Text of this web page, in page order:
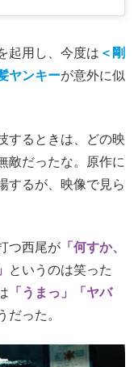
起用し、今度は ＜剛
ヤンキーが意外に似
するときは、どの映
敵だったな。原作に
するが、映像で見ら
つ西尾が 「何すか、
というのは笑った
「うまっ」「ヤバ
だった。